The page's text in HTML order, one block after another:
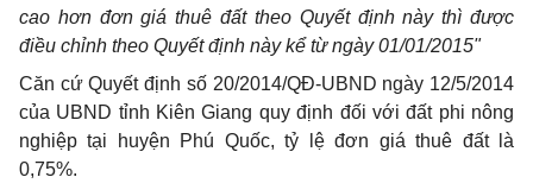
cao hơn đơn giá thuê đất theo Quyết định này thì được
điều chỉnh theo Quyết định này kể từ ngày 01/01/2015"
Căn cứ Quyết định số 20/2014/QĐ-UBND ngày 12/5/2014
của UBND tỉnh Kiên Giang quy định đối với đất phi nông
nghiệp tại huyện Phú Quốc, tỷ lệ đơn giá thuê đất là
0,75%.